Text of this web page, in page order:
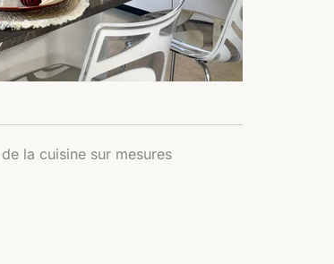
la cuisine sur mesures